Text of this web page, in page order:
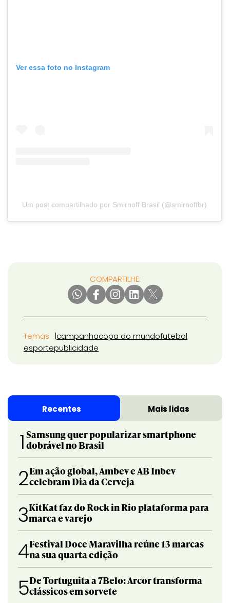
Ver essa foto no Instagram
Um post compartilhado por Smirnoff Brasil (@smirnoffbr)
COMPARTILHE:
Temas campanhacopa do mundofutebol
esportepublicidade
Recentes Mais lidas
1 Samsung quer popularizar smartphone
dobrável no Brasil
2Em ação global, Ambev e AB Inbev
celebram Dia da Cerveja
3KitKat faz do Rock in Rio plataforma para
marca e varejo
4Festival Doce Maravilha reúne 13 marcas
na sua quarta edição
5De Tortuguita a 7Belo: Arcor transforma
clássicos em sorvete